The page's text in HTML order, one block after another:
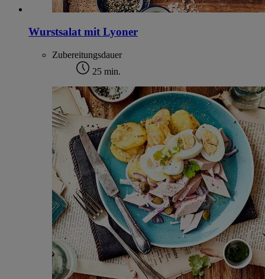
Wurstsalat mit Lyoner
Zubereitungsdauer
25 min.